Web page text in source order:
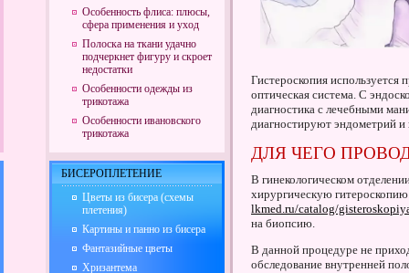
Гистероскопия используется
оптическая система. С
диагностика с лечебными
диагностируют эндометрий и
ДЛЯ ЧЕГО
В гинекологическом
хирургическую
lkmed.ru/catalog/
на биопсию.
В данной процедуре не
обследование внутренней
Особенность флиса: плюсы,
сфера применения и уход
Полоска на ткани удачно
подчеркнет фигуру и скроет
недостатки
Особенности одежды из
трикотажа
Особенности ивановского
трикотажа
БИСЕРОПЛЕТЕНИЕ
Цветы из бисера (схемы
плетения)
Картины и панно из бисера
Фантазийные цветы
Хризантема